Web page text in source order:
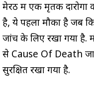
मेरठ में एक मृतक दारोगा
है, ये पहला मौका है जब
जांच के लिए रखा गया है.
से Cause Of Death
सुरक्षित रखा गया है.